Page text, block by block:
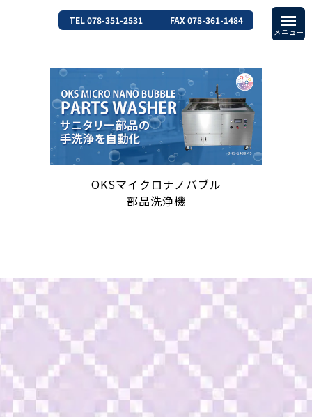
TEL 078-351-2531 FAX 078-361-1484
OKSマイクロナノバブル
部品洗浄機